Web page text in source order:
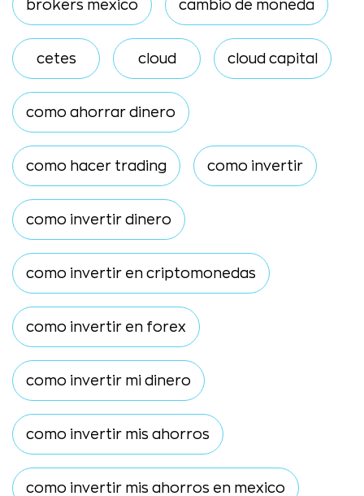
brokers mexico cambio de moneda
cetes cloud cloud capital
como ahorrar dinero
como hacer trading como invertir
como invertir dinero
como invertir en criptomonedas
como invertir en forex
como invertir mi dinero
como invertir mis ahorros
como invertir mis ahorros en mexico